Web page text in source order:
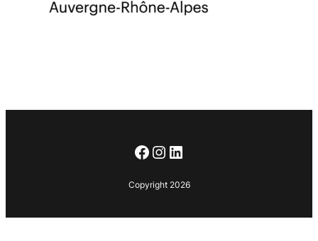
Facebook
Instagram
LinkedIn
Copyright 2026